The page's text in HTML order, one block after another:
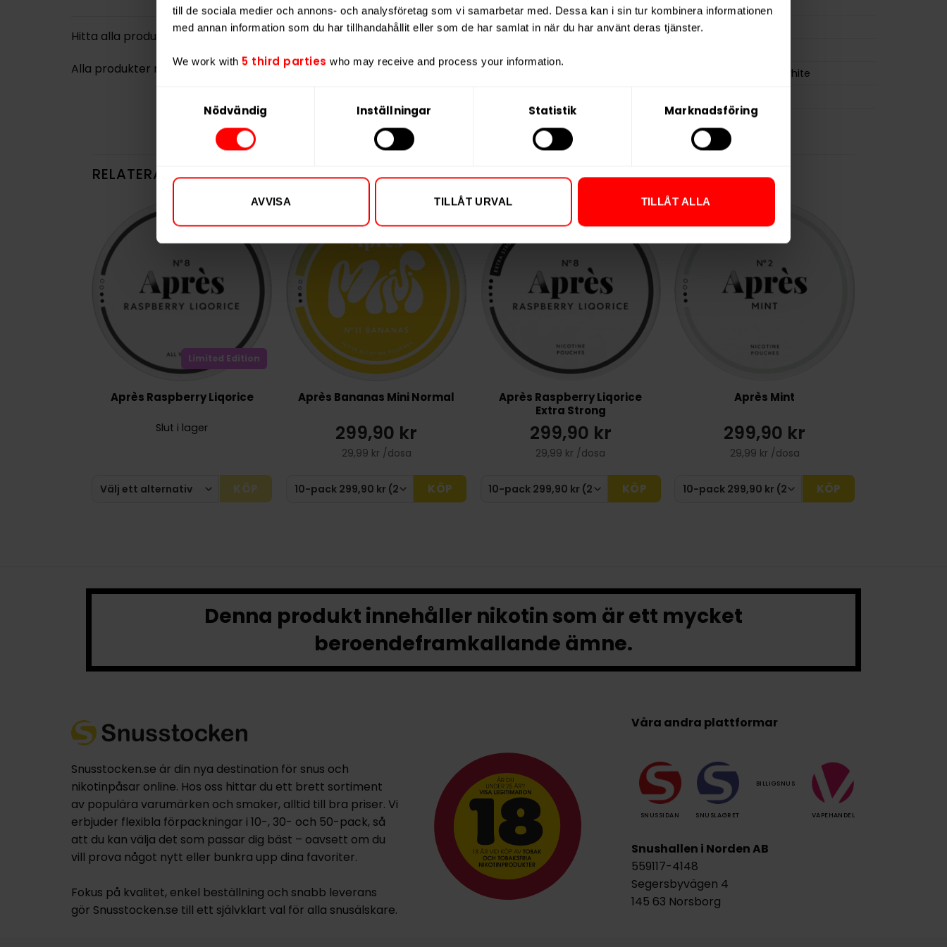
till de sociala medier och annons- och analysföretag som vi samarbetar med. Dessa kan i sin tur kombinera informationen
med annan information som du har tillhandahållit eller som de har samlat in när du har använt deras tjänster.
We work with 5 third parties who may receive and process your information.
Nödvändig Inställningar Statistik Marknadsföring
AVVISA TILLÅT URVAL TILLÅT ALLA
Hitta alla produkter frånSkruf Superwhite
Alla produkter med smakenMint
Vikt per dosa
Portioner per dosa
Skruf Superwhite
RELATERADE PRODUKTER
Limited Edition
Après Raspberry Liqorice
Slut i lager
KÖP
Après Bananas Mini Normal
299,90 kr
29,99 kr /dosa
KÖP
Après Raspberry Liqorice
Extra Strong
299,90 kr
29,99 kr /dosa
KÖP
Après Mint
299,90 kr
29,99 kr /dosa
KÖP
Denna produkt innehåller nikotin som är ett mycket
beroendeframkallande ämne.
Snusstocken.se är din nya destination för snus och
nikotinpåsar online. Hos oss hittar du ett brett sortiment
av populära varumärken och smaker, alltid till bra priser. Vi
erbjuder flexibla förpackningar i 10-, 30- och 50-pack, så
att du kan välja det som passar dig bäst – oavsett om du
vill prova något nytt eller bunkra upp dina favoriter.
Fokus på kvalitet, enkel beställning och snabb leverans
gör Snusstocken.se till ett självklart val för alla snusälskare.
Våra andra plattformar
SNUSSIDAN SNUSLAGRET
BILLIGSNUS
VAPEHANDEL
Snushallen i Norden AB
559117-4148
Segersbyvägen 4
145 63 Norsborg